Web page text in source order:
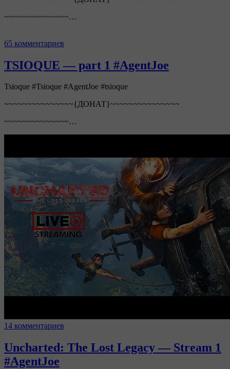
~~~~~~~~~~~~~~…
65 комментариев
TSIOQUE — part 1 #AgentJoe
Tsioque #Tsioque #AgentJoe #tsioque
~~~~~~~~~~~~~~~{ДОНАТ}~~~~~~~~~~~~~~~
~~~~~~~~~~~~~~…
14 комментариев
Uncharted: The Lost Legacy — Stream 1
#AgentJoe